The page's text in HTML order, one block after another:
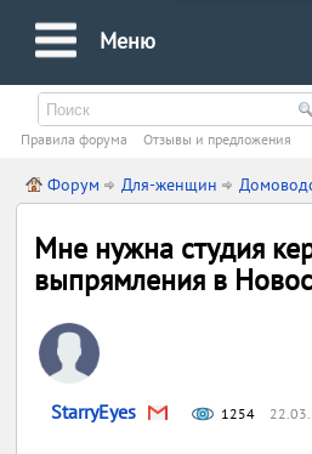
Меню
Правила форума Oтзывы и предложения
Форум Для-женщин
Мне нужна студия
выпрямления в
StarryEyes 1254